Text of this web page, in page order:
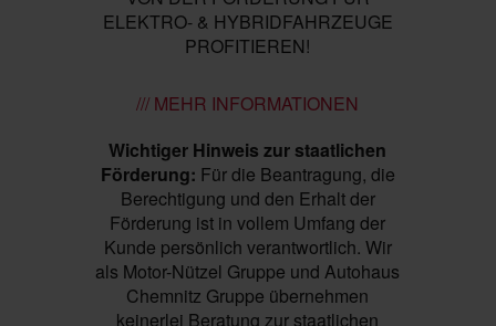
ELEKTRO- & HYBRIDFAHRZEUGE
PROFITIEREN!
/// MEHR INFORMATIONEN
Wichtiger Hinweis zur staatlichen
Förderung: Für die Beantragung, die
Berechtigung und den Erhalt der
Förderung ist in vollem Umfang der
Kunde persönlich verantwortlich. Wir
als Motor-Nützel Gruppe und Autohaus
Chemnitz Gruppe übernehmen
keinerlei Beratung zur staatlichen